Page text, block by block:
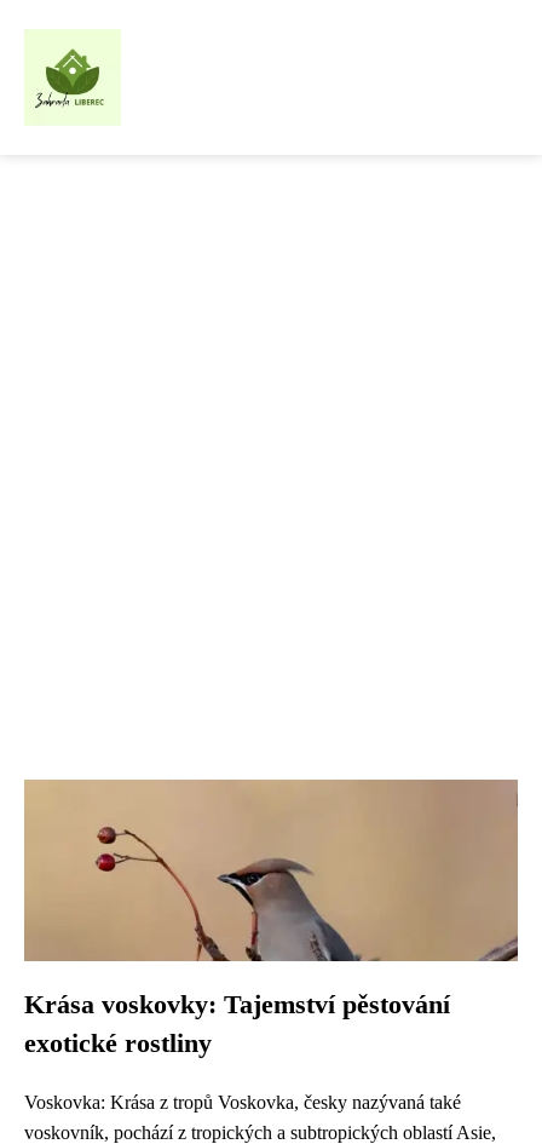
Krása voskovky: Tajemství pěstování
exotické rostliny
Voskovka: Krása z tropů Voskovka, česky nazývaná také
voskovník, pochází z tropických a subtropických oblastí Asie,